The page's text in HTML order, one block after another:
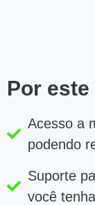
Por
Acesso a
podendo
Suporte
você